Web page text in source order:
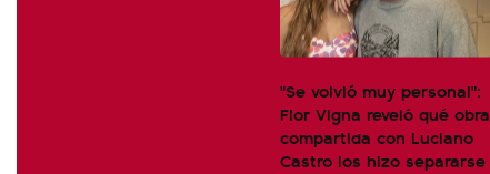
"Se volvió muy personal":
Flor Vigna reveló qué obra
compartida con Luciano
Castro los hizo separarse